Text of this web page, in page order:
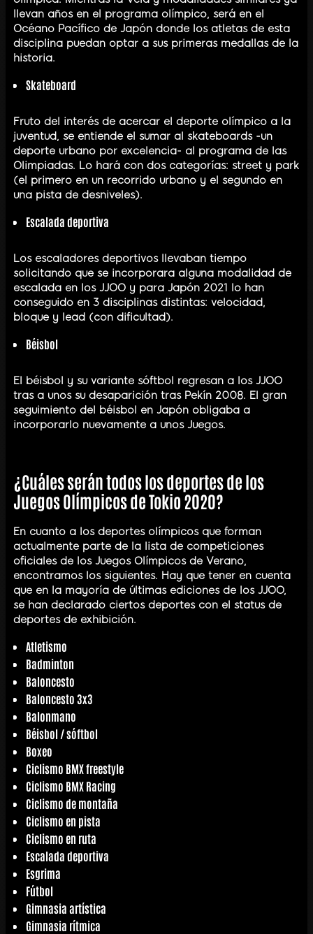
llevan años en el programa olímpico, será en el
Océano Pacífico de Japón donde los atletas de esta
disciplina puedan optar a sus primeras medallas de la
historia.
Skateboard
Fruto del interés de acercar el deporte olímpico a la
juventud, se entiende el sumar al skateboards -un
deporte urbano por excelencia- al programa de las
Olimpiadas. Lo hará con dos categorías: street y park
(el primero en un recorrido urbano y el segundo en
una pista de desniveles).
Escalada deportiva
Los escaladores deportivos llevaban tiempo
solicitando que se incorporara alguna modalidad de
escalada en los JJOO y para Japón 2021 lo han
conseguido en 3 disciplinas distintas: velocidad,
bloque y lead (con dificultad).
Béisbol
El béisbol y su variante sóftbol regresan a los JJOO
tras a unos su desaparición tras Pekín 2008. El gran
seguimiento del béisbol en Japón obligaba a
incorporarlo nuevamente a unos Juegos.
¿Cuáles serán todos los deportes de los
Juegos Olímpicos de Tokio 2020?
En cuanto a los deportes olímpicos que forman
actualmente parte de la lista de competiciones
oficiales de los Juegos Olímpicos de Verano,
encontramos los siguientes. Hay que tener en cuenta
que en la mayoría de últimas ediciones de los JJOO,
se han declarado ciertos deportes con el status de
deportes de exhibición.
Atletismo
Badminton
Baloncesto
Baloncesto 3x3
Balonmano
Béisbol / sóftbol
Boxeo
Ciclismo BMX freestyle
Ciclismo BMX Racing
Ciclismo de montaña
Ciclismo en pista
Ciclismo en ruta
Escalada deportiva
Esgrima
Fútbol
Gimnasia artística
Gimnasia rítmica